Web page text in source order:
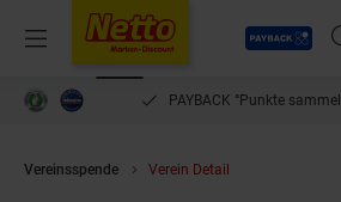
Menü
Payback
PAYBACK °Punkte
Vereinsspende Verein Detail